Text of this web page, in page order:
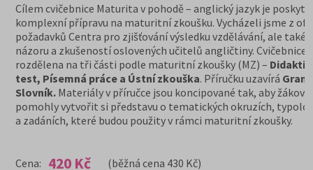
Cílem cvičebnice Maturita v pohodě – anglický jazyk je
komplexní přípravu na maturitní zkoušku. Vycházeli jsme z
požadavků Centra pro zjišťování výsledku vzdělávání, ale také z
názoru a zkušeností oslovených učitelů angličtiny. Cvičebnice
rozdělena na tři části podle maturitní zkoušky (MZ) –
test, Písemná práce a Ústní zkouška. Příručku uzavírá
Slovník. Materiály v příručce jsou koncipované tak, aby žákovi
pomohly vytvořit si představu o tematických okruzích,
a zadáních, které budou použity v rámci maturitní zkoušky.
Cena: 420 Kč (běžná cena 430 Kč)